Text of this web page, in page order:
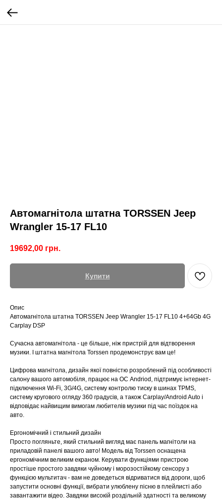
Автомагнітола штатна TORSSEN Jeep
Wrangler 15-17 FL10
19692,00 грн.
Купити
Опис
Автомагнітола штатна TORSSEN Jeep Wrangler 15-17 FL10 4+64Gb 4G
Carplay DSP
Сучасна автомагнітола - це більше, ніж пристрій для відтворення
музики. І штатна магнітола Torssen продемонструє вам це!
Цифрова магнітола, дизайн якої повністю розроблений під особливості
салону вашого автомобіля, працює на ОС Andriod, підтримує інтернет-
підключення Wi-Fi, 3G/4G, систему контролю тиску в шинах TPMS,
систему кругового огляду 360 градусів, а також Carplay/Android Auto і
відповідає найвищим вимогам любителів музики під час поїздок на
авто.
Ергономічний і стильний дизайн
Просто погляньте, який стильний вигляд має панель магнітоли на
приладовій панелі вашого авто! Модель від Torssen оснащена
ергономічним великим екраном. Керувати функціями пристрою
простіше простого завдяки чуйному і морозостійкому сенсору з
функцією мультитач - вам не доведеться відриватися від дороги, щоб
запустити основні функції, вибрати улюблену пісню в плейлисті або
завантажити відео. Завдяки високій роздільній здатності та великому